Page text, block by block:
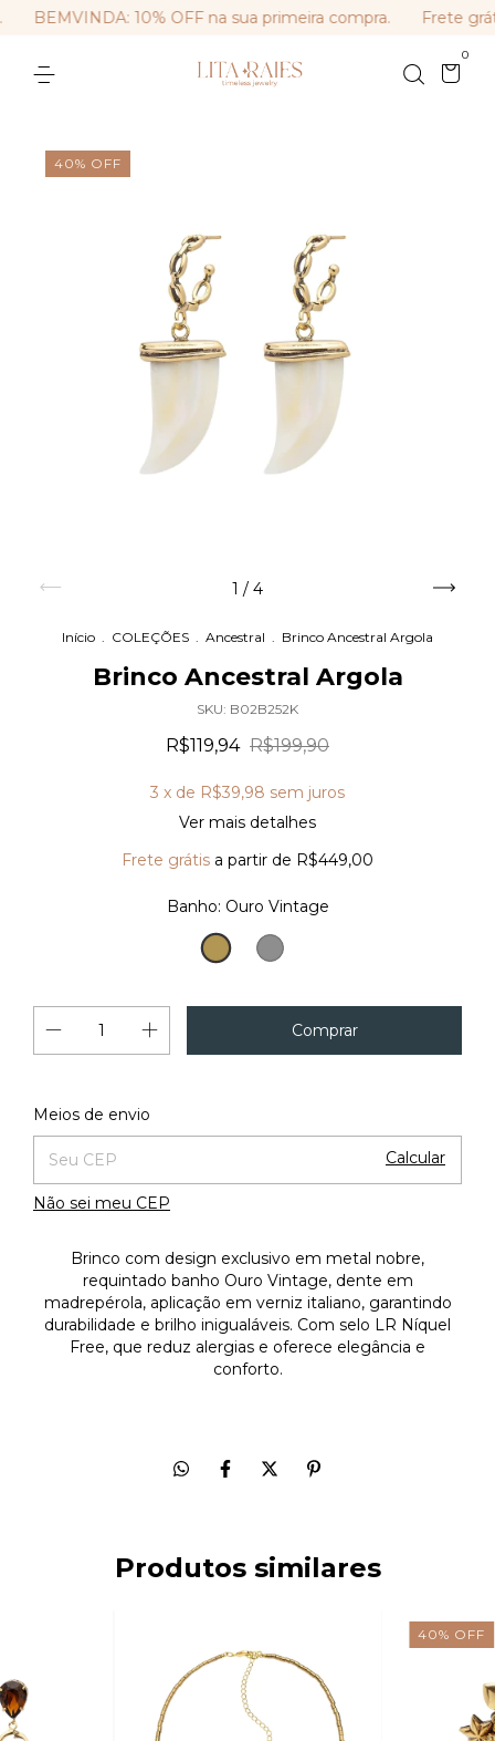
BEMVINDA: 10% OFF na sua primeira compra. Frete
0
40% OFF
1 / 4
Início . COLEÇÕES . Ancestral . Brinco Ancestral Argola
Brinco Ancestral Argola
SKU: B02B252K
R$119,94 R$199,90
3 x de R$39,98 sem juros
Ver mais detalhes
Frete grátis a partir de R$449,00
Banho: Ouro Vintage
Ouro
Vintage
Prata
Vintage
Entregas para o CEP:
Meios de envio
Calcular
Não sei meu CEP
Brinco com design exclusivo em metal nobre,
requintado banho Ouro Vintage, dente em
madrepérola, aplicação em verniz italiano, garantindo
durabilidade e brilho inigualáveis. Com selo LR Níquel
Free, que reduz alergias e oferece elegância e
conforto.
Produtos similares
40% OFF